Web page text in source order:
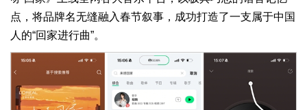
点，将品牌名无缝融入春节叙事，成功打造了一支属于中国
人的“回家进行曲”。